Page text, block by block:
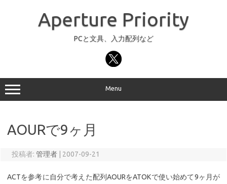
Aperture Priority
PCと文具、入力配列など
Menu
AOURで9ヶ月
投稿者: 管理者 2007-09-21
ACTを参考に自分で考えた配列AOURをATOKで使い始めて9ヶ月が